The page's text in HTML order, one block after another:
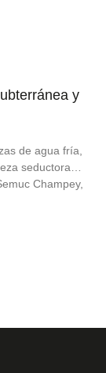
y
de agua fría,
seductora…
Champey,